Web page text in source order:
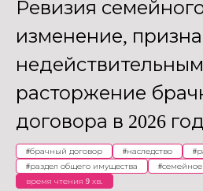
Ревизия
изменение,
расторжение
договора в 2026
#брачный договор #наследство #
#раздел общего имущества #
время чтения 9 хв.